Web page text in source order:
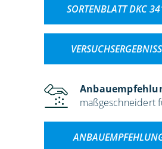
SORTENBLATT DKC
maßgeschneidert